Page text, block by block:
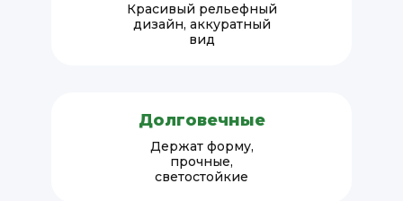
Красивый рельефный
дизайн, аккуратный
вид
Долговечные
Держат форму,
прочные,
светостойкие